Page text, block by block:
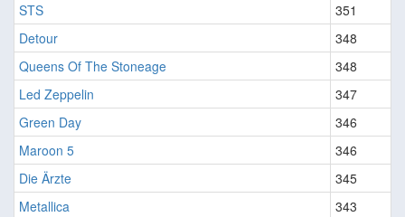
STS
351
Detour
348
Queens Of The Stoneage
348
Led Zeppelin
347
Green Day
346
Maroon 5
346
Die Ärzte
345
Metallica
343